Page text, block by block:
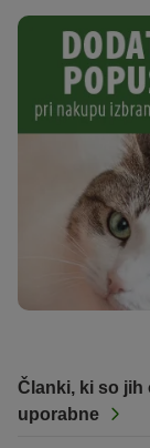
Članki, ki so
uporabne